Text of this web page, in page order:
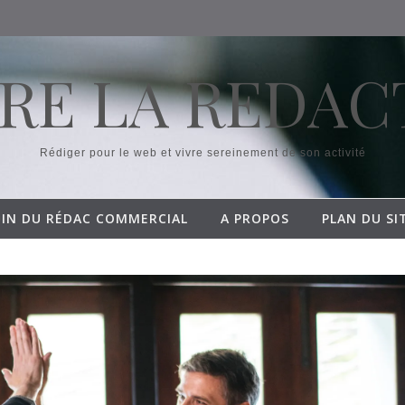
LA
Rédiger pour le web et vivre sereinement de son activité
DU RÉDAC COMMERCIAL A PROPOS PLAN DU